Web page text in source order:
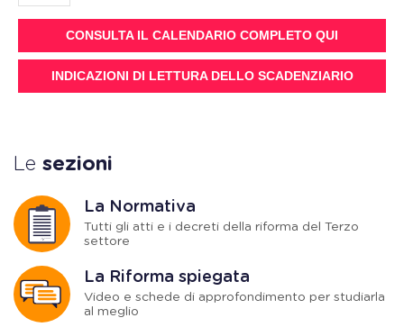
CONSULTA IL CALENDARIO COMPLETO QUI
INDICAZIONI DI LETTURA DELLO SCADENZIARIO
Le sezioni
La Normativa
Tutti gli atti e i decreti della riforma del Terzo
settore
La Riforma spiegata
Video e schede di approfondimento per studiarla
al meglio